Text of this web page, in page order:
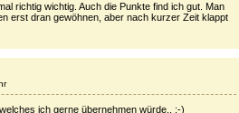
richtig wichtig. Auch die Punkte find ich gut. Man
erst dran gewöhnen, aber nach kurzer Zeit klappt
ich gerne übernehmen würde.. ;-)